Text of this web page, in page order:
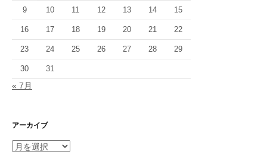
9 10 11 12 13 14 15
16 17 18 19 20 21 22
23 24 25 26 27 28 29
30 31
« 7月
アーカイブ
ア